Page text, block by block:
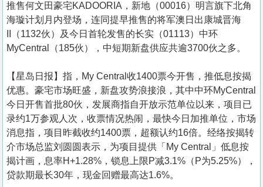
推售何文田豪宅KADOORIA，新地（00016）明言旗下北角
海璇计划月内登场，连同提早推售的将军澳日出康城晋海
II（1132伙）及今日首轮发售的长实（01113）中环
MyCentral（185伙），中短期新盘供应共逾3700伙之多。
【星岛日报】指，My Central收1400票今开售，推低息按揭
优惠。豪宅市场旺盛，新盘攻势浪接浪，其中中环MyCentral
今日开售首批80伙，发展商指自开放示范单位以来，项目已
录约1万参观人次，收票情况热闹，最快今日加推单位，市场
消息指，项目昨截收约1400票，超额认约16倍。经络按揭转
介市场总监刘圆圆表示，为项目提供「My Central」低息按
揭计画，息率H+1.28%，锁息上限P减3.1%（P为5.25%），
贷款期最长30年，现金回赠最高达1.6%。